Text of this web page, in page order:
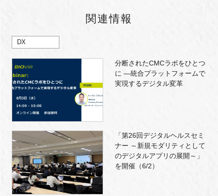
関連情報
DX
分断されたCMCラボをひとつ
に ―統合プラットフォームで
実現するデジタル変革
「第26回デジタルヘルスセミ
ナー ～新規モダリティとして
のデジタルアプリの展開～」
を開催（6/2）